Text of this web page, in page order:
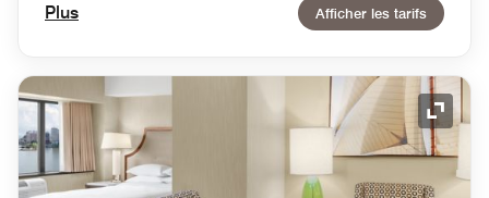
Plus Afficher les tarifs
Icône